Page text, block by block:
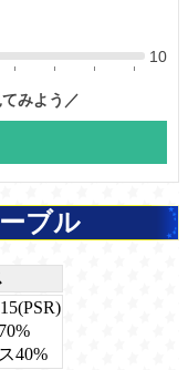
ブル
40%